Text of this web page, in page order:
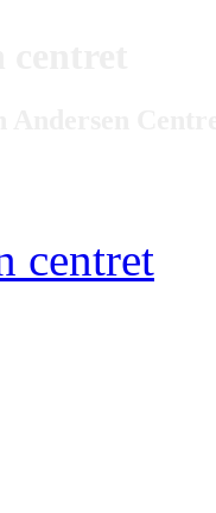
centret